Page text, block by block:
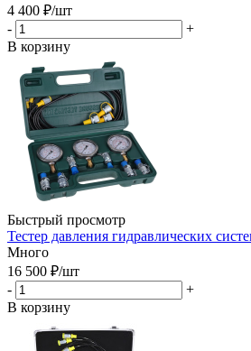
4 400 ₽/шт
-
+
В корзину
Быстрый просмотр
Тестер давления гидравлических
Много
16 500 ₽/шт
-
+
В корзину